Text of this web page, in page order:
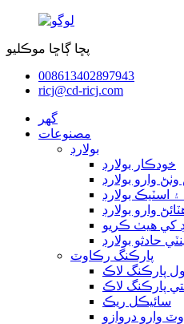
پڇا ڳاڇا موڪليو
008613402897943
ricj@cd-ricj.com
گھر
مصنوعات
بولارڊ
خودڪار بولارڊ
وارو بولارڊ
اسٽيڪ بولارڊ
وارو بولارڊ
کي هيٺ ڪريو
حادثو بولارڊ
پارڪنگ رڪاوٽ
پارڪنگ لاڪ
پارڪنگ لاڪ
سائيڪل ريڪ
وارو دروازو